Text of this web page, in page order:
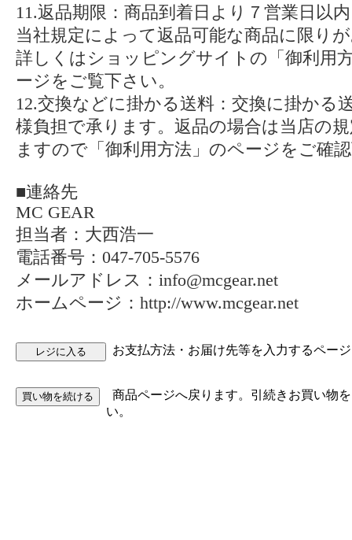
11.返品期限：商品到着日より７営業日以
当社規定によって返品可能な商品に限り
詳しくはショッピングサイトの「御利用
ージをご覧下さい。
12.交換などに掛かる送料：交換に掛かる
様負担で承ります。返品の場合は当店の
ますので「御利用方法」のページをご確
■連絡先
MC GEAR
担当者：大西浩一
電話番号：047-705-5576
メールアドレス：info@mcgear.net
ホームページ：http://www.mcgear.net
お支払方法・お届け先等を入力するペー
商品ページへ戻ります。引続きお買い物
い。